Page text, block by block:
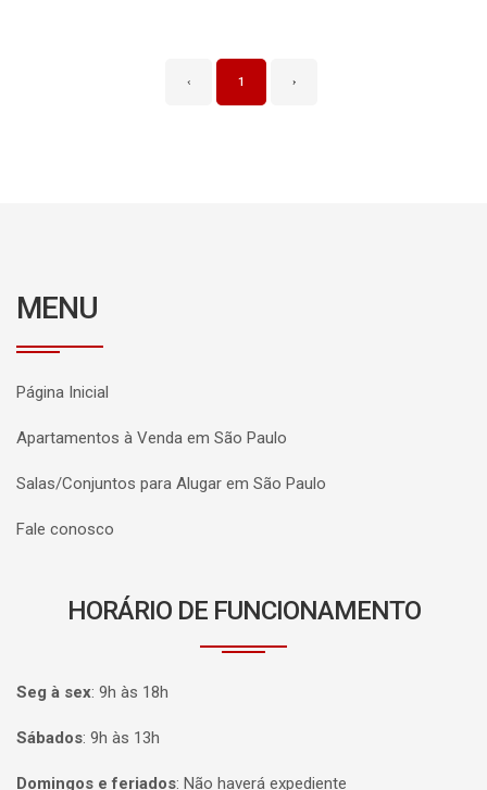
‹ 1 ›
MENU
Página Inicial
Apartamentos à Venda em São Paulo
Salas/Conjuntos para Alugar em São Paulo
Fale conosco
HORÁRIO DE FUNCIONAMENTO
Seg à sex: 9h às 18h
Sábados: 9h às 13h
Domingos e feriados: Não haverá expediente